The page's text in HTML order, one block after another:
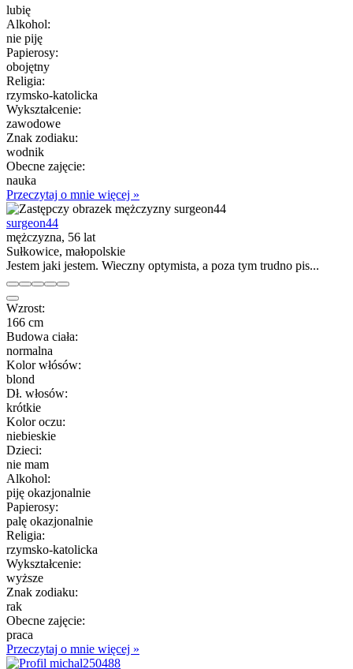
lubię
Alkohol:
nie piję
Papierosy:
obojętny
Religia:
rzymsko-katolicka
Wykształcenie:
zawodowe
Znak zodiaku:
wodnik
Obecne zajęcie:
nauka
Przeczytaj o mnie więcej »
surgeon44
mężczyzna, 56 lat
Sułkowice, małopolskie
Jestem jaki jestem. Wieczny optymista, a poza tym trudno pis...
Wzrost:
166 cm
Budowa ciała:
normalna
Kolor włósów:
blond
Dł. włosów:
krótkie
Kolor oczu:
niebieskie
Dzieci:
nie mam
Alkohol:
piję okazjonalnie
Papierosy:
palę okazjonalnie
Religia:
rzymsko-katolicka
Wykształcenie:
wyższe
Znak zodiaku:
rak
Obecne zajęcie:
praca
Przeczytaj o mnie więcej »